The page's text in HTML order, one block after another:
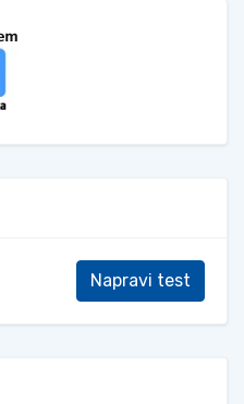
Napravi test